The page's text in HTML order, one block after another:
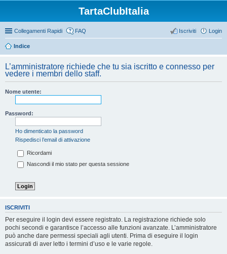
TartaClubItalia
Collegamenti Rapidi FAQ Login
Iscriviti
Indice
L’amministratore richiede che tu sia iscritto e connesso per
vedere i membri dello staff.
Nome utente:
Password:
Ho dimenticato la password
Rispedisci l’email di attivazione
Ricordami
Nascondi il mio stato per questa sessione
ISCRIVITI
Per eseguire il login devi essere registrato. La registrazione richiede solo
pochi secondi e garantisce l’accesso alle funzioni avanzate. L’amministratore
può anche dare permessi speciali agli utenti. Prima di eseguire il login
assicurati di aver letto i termini d’uso e le varie regole.